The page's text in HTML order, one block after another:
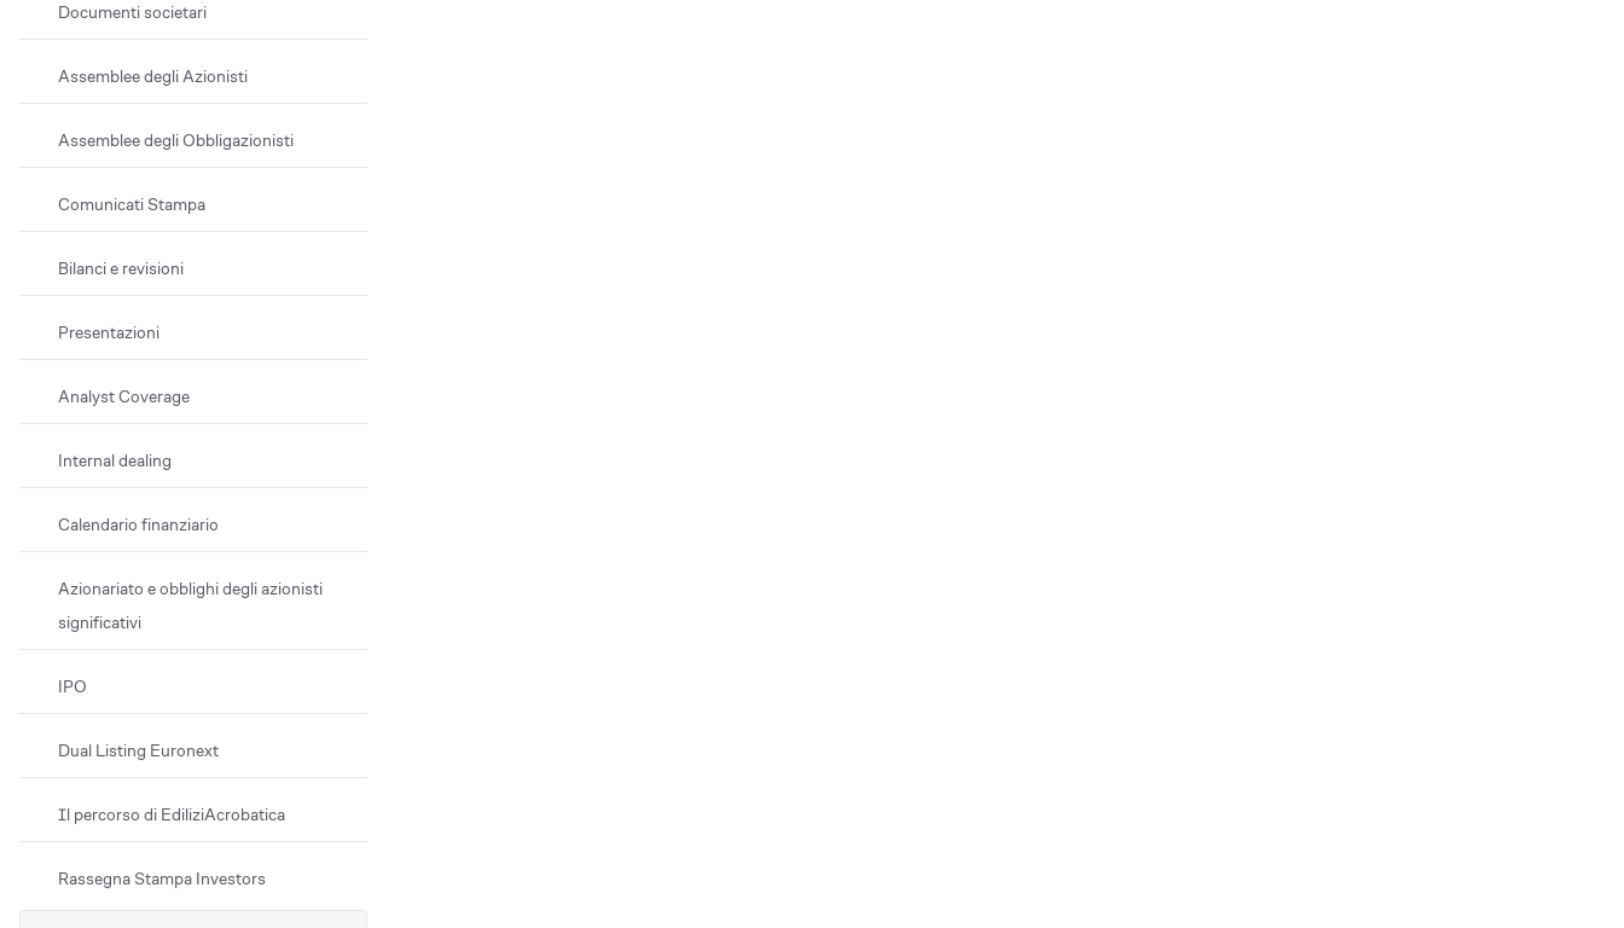
Documenti societari
Assemblee degli Azionisti
Assemblee degli Obbligazionisti
Comunicati Stampa
Bilanci e revisioni
Presentazioni
Analyst Coverage
Internal dealing
Calendario finanziario
Azionariato e obblighi degli azionisti
significativi
IPO
Dual Listing Euronext
Il percorso di EdiliziAcrobatica
Rassegna Stampa Investors